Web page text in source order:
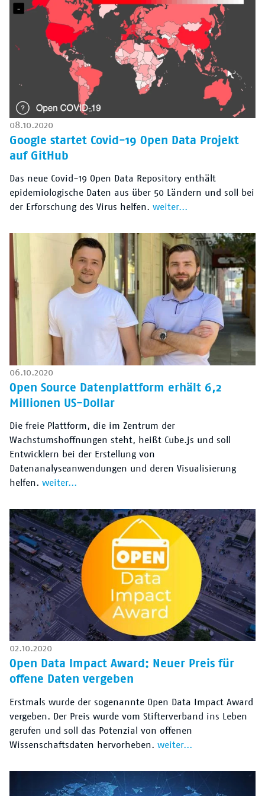
08.10.2020
Google startet Covid-19 Open Data Projekt
auf GitHub
Das neue Covid-19 Open Data Repository enthält
epidemiologische Daten aus über 50 Ländern und soll bei
der Erforschung des Virus helfen. weiter...
06.10.2020
Open Source Datenplattform erhält 6,2
Millionen US-Dollar
Die freie Plattform, die im Zentrum der
Wachstumshoffnungen steht, heißt Cube.js und soll
Entwicklern bei der Erstellung von
Datenanalyseanwendungen und deren Visualisierung
helfen. weiter...
02.10.2020
Open Data Impact Award: Neuer Preis für
offene Daten vergeben
Erstmals wurde der sogenannte Open Data Impact Award
vergeben. Der Preis wurde vom Stifterverband ins Leben
gerufen und soll das Potenzial von offenen
Wissenschaftsdaten hervorheben. weiter...